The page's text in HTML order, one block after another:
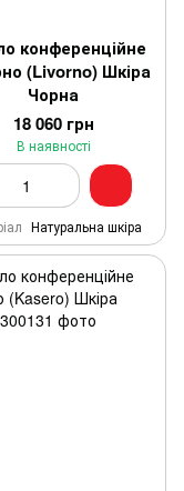
конференційне
(Livorno) Шкіра
Чорна
18 060 грн
В наявності
Натуральна шкіра